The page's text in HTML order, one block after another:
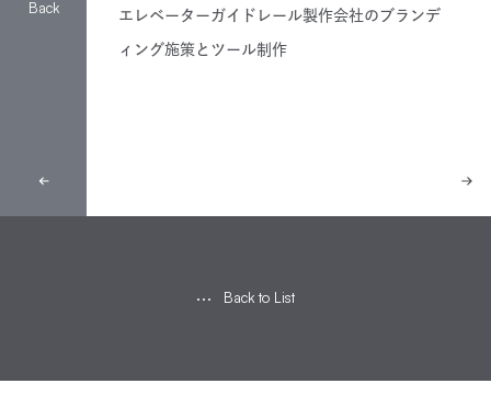
エレベーターガイドレール製作会社のブランデ
ィング施策とツール制作